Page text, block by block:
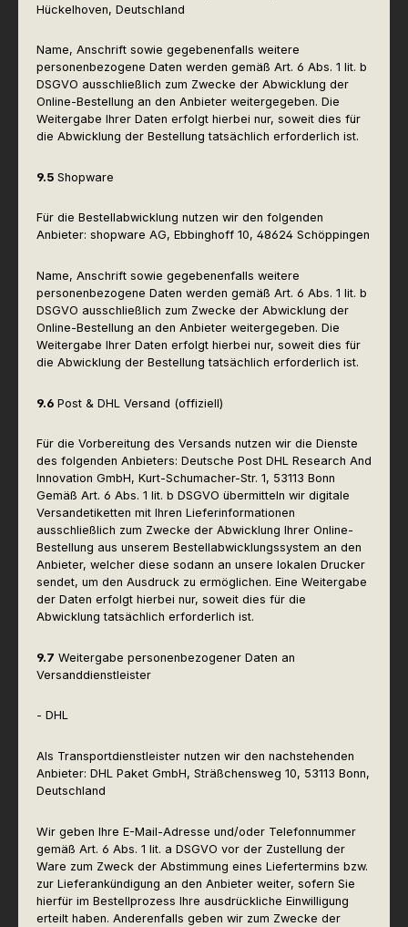
Hückelhoven, Deutschland
Name, Anschrift sowie gegebenenfalls weitere
personenbezogene Daten werden gemäß Art. 6 Abs. 1 lit. b
DSGVO ausschließlich zum Zwecke der Abwicklung der
Online-Bestellung an den Anbieter weitergegeben. Die
Weitergabe Ihrer Daten erfolgt hierbei nur, soweit dies für
die Abwicklung der Bestellung tatsächlich erforderlich ist.
9.5 Shopware
Für die Bestellabwicklung nutzen wir den folgenden
Anbieter: shopware AG, Ebbinghoff 10, 48624 Schöppingen
Name, Anschrift sowie gegebenenfalls weitere
personenbezogene Daten werden gemäß Art. 6 Abs. 1 lit. b
DSGVO ausschließlich zum Zwecke der Abwicklung der
Online-Bestellung an den Anbieter weitergegeben. Die
Weitergabe Ihrer Daten erfolgt hierbei nur, soweit dies für
die Abwicklung der Bestellung tatsächlich erforderlich ist.
9.6 Post & DHL Versand (offiziell)
Für die Vorbereitung des Versands nutzen wir die Dienste
des folgenden Anbieters: Deutsche Post DHL Research And
Innovation GmbH, Kurt-Schumacher-Str. 1, 53113 Bonn
Gemäß Art. 6 Abs. 1 lit. b DSGVO übermitteln wir digitale
Versandetiketten mit Ihren Lieferinformationen
ausschließlich zum Zwecke der Abwicklung Ihrer Online-
Bestellung aus unserem Bestellabwicklungssystem an den
Anbieter, welcher diese sodann an unsere lokalen Drucker
sendet, um den Ausdruck zu ermöglichen. Eine Weitergabe
der Daten erfolgt hierbei nur, soweit dies für die
Abwicklung tatsächlich erforderlich ist.
9.7 Weitergabe personenbezogener Daten an
Versanddienstleister
- DHL
Als Transportdienstleister nutzen wir den nachstehenden
Anbieter: DHL Paket GmbH, Sträßchensweg 10, 53113 Bonn,
Deutschland
Wir geben Ihre E-Mail-Adresse und/oder Telefonnummer
gemäß Art. 6 Abs. 1 lit. a DSGVO vor der Zustellung der
Ware zum Zweck der Abstimmung eines Liefertermins bzw.
zur Lieferankündigung an den Anbieter weiter, sofern Sie
hierfür im Bestellprozess Ihre ausdrückliche Einwilligung
erteilt haben. Anderenfalls geben wir zum Zwecke der